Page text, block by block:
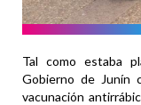
Tal como estaba
Gobierno de Junín
vacunación